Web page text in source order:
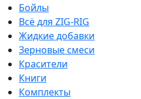
Бойлы
Всё для ZIG-RIG
Жидкие добавки
Зерновые смеси
Красители
Книги
Комплекты